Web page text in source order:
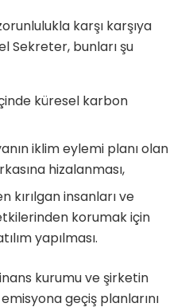
karşı karşıya
Sekreter, bunları şu
küresel karbon
iklim eylemi planı olan
hizalanması,
kırılgan insanları ve
korumak için
yapılması.
kurumu ve şirketin
geçiş planlarını